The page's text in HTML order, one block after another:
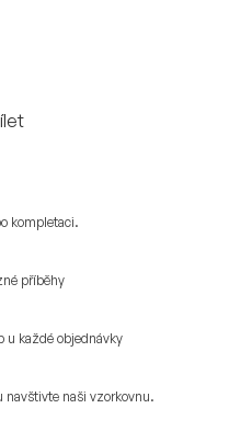
kompletaci.
příběhy
u každé objednávky
navštivte naši vzorkovnu.